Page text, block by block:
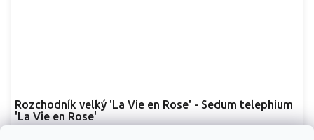
Rozchodník velký 'La Vie en Rose' - Sedum telephium
'La Vie en Rose'